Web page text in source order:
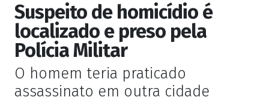
Suspeito de homicídio é
localizado e preso pela
Polícia Militar
O homem teria praticado
assassinato em outra cidade